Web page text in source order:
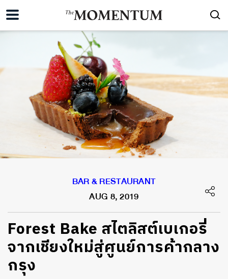
BAR & RESTAURANT
AUG 8, 2019
Forest Bake สไตลิสต์เบเกอรี่
จากเชียงใหม่สู่ศูนย์การค้ากลาง
กรุง